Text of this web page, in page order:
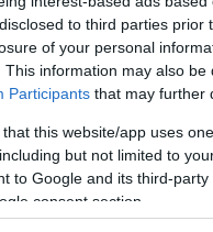
to third parties
of your personal
This information may also
Participants that may further
that this website/app uses
but not limited to
to Google and its third-
consent section.
utenti del Nord
dentali richiesti
Roberto Li Gioi
l’auspicio che
l’anticamera di